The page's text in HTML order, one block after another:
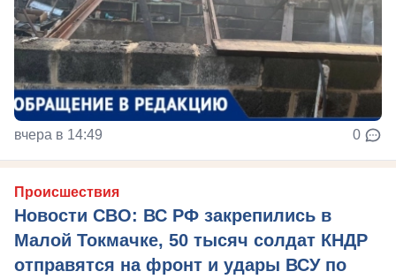
вчера в 14:49 0
Происшествия
Новости СВО: ВС РФ закрепились в
Малой Токмачке, 50 тысяч солдат КНДР
отправятся на фронт и удары ВСУ по